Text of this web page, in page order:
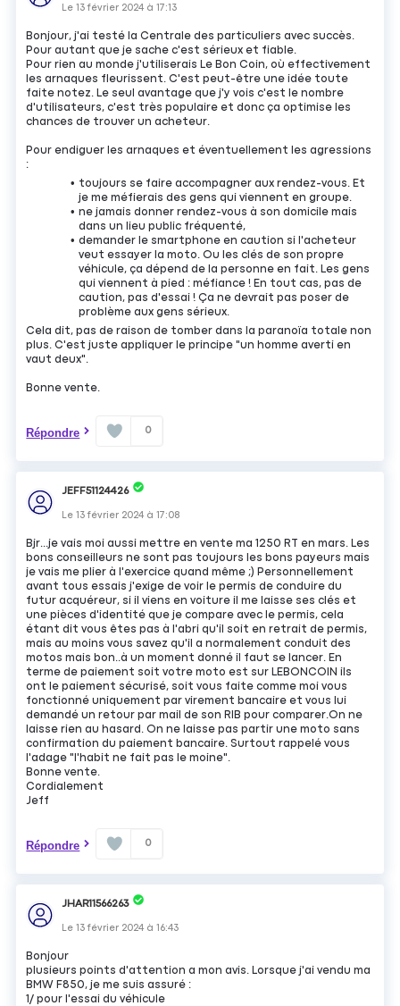
Le13 février 2024 à17:13
Bonjour, j'ai testé la Centrale des particuliers avec succès.
Pour autant que je sache c'est sérieux et fiable.
Pour rien au monde j'utiliserais Le Bon Coin, où effectivement
les arnaques fleurissent. C'est peut-être une idée toute
faite notez. Le seul avantage que j'y vois c'est le nombre
d'utilisateurs, c'est très populaire et donc ça optimise les
chances de trouver un acheteur.
Pour endiguer les arnaques et éventuellement les agressions
:
toujours se faire accompagner aux rendez-vous. Et
je me méfierais des gens qui viennent en groupe.
ne jamais donner rendez-vous à son domicile mais
dans un lieu public fréquenté,
demander le smartphone en caution si l'acheteur
veut essayer la moto. Ou les clés de son propre
véhicule, ça dépend de la personne en fait. Les gens
qui viennent à pied : méfiance ! En tout cas, pas de
caution, pas d'essai ! Ça ne devrait pas poser de
problème aux gens sérieux.
Cela dit, pas de raison de tomber dans la paranoïa totale non
plus. C'est juste appliquer le principe "un homme averti en
vaut deux".
Bonne vente.
Répondre 0
JEFF51124426
Le13 février 2024 à17:08
Bjr...je vais moi aussi mettre en vente ma 1250 RT en mars. Les
bons conseilleurs ne sont pas toujours les bons payeurs mais
je vais me plier à l'exercice quand même ;) Personnellement
avant tous essais j'exige de voir le permis de conduire du
futur acquéreur, si il viens en voiture il me laisse ses clés et
une pièces d'identité que je compare avec le permis, cela
étant dit vous êtes pas à l'abri qu'il soit en retrait de permis,
mais au moins vous savez qu'il a normalement conduit des
motos mais bon..à un moment donné il faut se lancer. En
terme de paiement soit votre moto est sur LEBONCOIN ils
ont le paiement sécurisé, soit vous faite comme moi vous
fonctionné uniquement par virement bancaire et vous lui
demandé un retour par mail de son RIB pour comparer.On ne
laisse rien au hasard. On ne laisse pas partir une moto sans
confirmation du paiement bancaire. Surtout rappelé vous
l'adage "l'habit ne fait pas le moine".
Bonne vente.
Cordialement
Jeff
Répondre 0
JHAR11566263
Le13 février 2024 à16:43
Bonjour
plusieurs points d'attention a mon avis. Lorsque j'ai vendu ma
BMW F850, je me suis assuré :
1/ pour l'essai du véhicule